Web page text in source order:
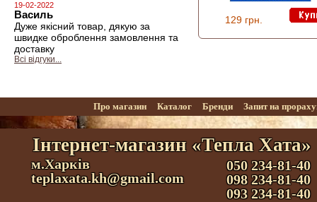
19-02-2022
Василь
Дуже якісний товар, дякую за
швидке оброблення замовлення та
доставку
Всі відгуки...
129 грн.
Про магазин Каталог Бренди Запит на
Інтернет-магазин «Тепла Хата»
м.Харків
teplaxata.kh@gmail.com
050 234-81-40
098 234-81-40
093 234-81-40